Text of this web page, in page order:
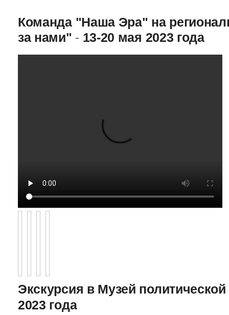
Команда "Наша Эра" на
за нами" - 13-20 мая 2023 года
Экскурсия в Музей
2023 года